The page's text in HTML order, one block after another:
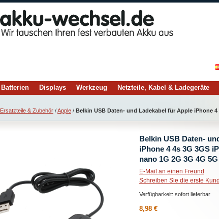
Batterien Displays Werkzeug Netzteile, Kabel & Ladegeräte
Ersatzteile & Zubehör /Apple / Belkin USB Daten- und Ladekabel für Apple iPhone 4
Belkin USB Daten-
iPhone 4 4s 3G 3GS
nano 1G 2G 3G 4G
E-Mail an einen Freund
Schreiben Sie die erste
Verfügbarkeit: sofort lieferbar
8,98 €